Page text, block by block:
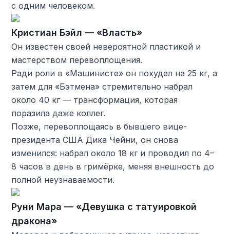
с одним человеком.
Кристиан Бэйл — «Власть»
Он известен своей невероятной пластикой и
мастерством перевоплощения.
Ради роли в «Машинисте» он похудел на 25 кг, а
затем для «Бэтмена» стремительно набрал
около 40 кг — трансформация, которая
поразила даже коллег.
Позже, перевоплощаясь в бывшего вице-
президента США Дика Чейни, он снова
изменился: набрал около 18 кг и проводил по 4–
8 часов в день в гримёрке, меняя внешность до
полной неузнаваемости.
Руни Мара — «Девушка с татуировкой
дракона»